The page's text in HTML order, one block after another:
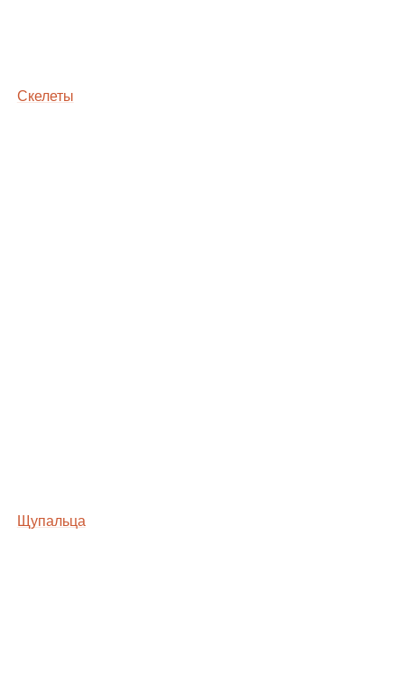
Скелеты
Щупальца